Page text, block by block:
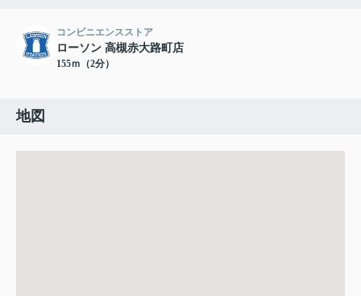
コンビニエンスストア
ローソン 高槻赤大路町店
155ｍ（2分）
地図